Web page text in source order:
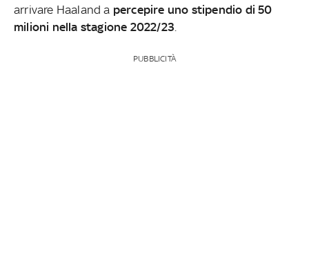
arrivare Haaland a percepire uno stipendio di 50
milioni nella stagione 2022/23
PUBBLICITÀ